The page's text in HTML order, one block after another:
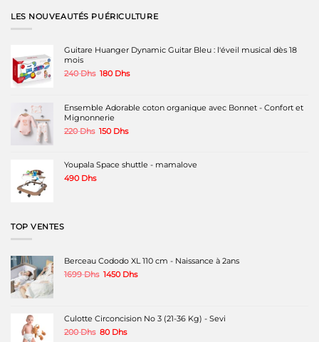
LES NOUVEAUTÉS PUÉRICULTURE
Guitare Huanger Dynamic Guitar Bleu : l'éveil musical dès 18
mois
240Dhs Le
était :
240 Dhs.
180 DhsLe
est :
180 Dhs.
Ensemble Adorable coton organique avec Bonnet - Confort et
Mignonnerie
220Dhs Le
était :
220 Dhs.
150 DhsLe
est :
150 Dhs.
Youpala Space shuttle - mamalove
490 Dhs
TOP VENTES
Berceau Cododo XL 110 cm - Naissance à 2ans
1699Dhs Le
1450 DhsLe
Culotte Circoncision No 3 (21-36 Kg) - Sevi
200Dhs Le
80 DhsLe